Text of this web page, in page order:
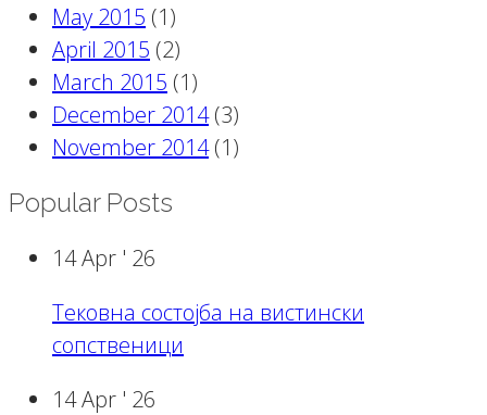
May 2015 (1)
April 2015 (2)
March 2015 (1)
December 2014(3)
November 2014(1)
Popular Posts
14 Apr ' 26
Тековна состојба на вистински
сопственици
14 Apr ' 26